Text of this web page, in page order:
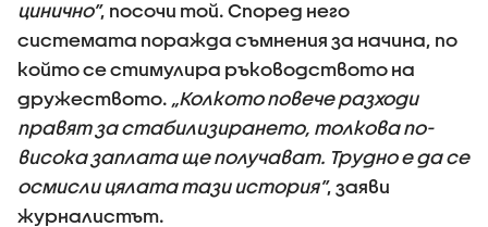
цинично”, посочи той. Според него
системата поражда съмнения за начина, по
който се стимулира ръководството на
дружеството. „Колкото повече разходи
правят за стабилизирането, толкова по-
висока заплата ще получават. Трудно е да се
осмисли цялата тази история”, заяви
журналистът.